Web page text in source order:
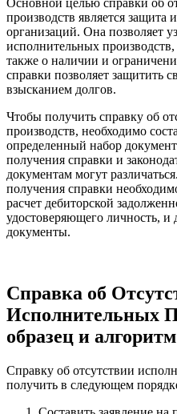
производств является защита
организаций. Она позволяет
исполнительных
также о наличии и
справки позволяет защитить
взысканием долгов.
Чтобы получить справку об
производств, необходимо
определенный набор
получения справки и
документам могут
получения справки
расчет дебиторской
удостоверяющего личность, и
документы.
Справка об
Исполнительных
образец и
Справку об отсутствии
получить в следующем